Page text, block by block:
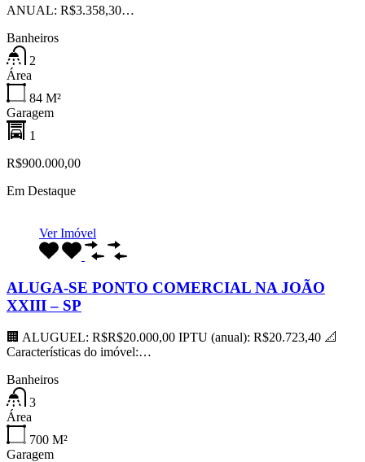
ANUAL: R$3.358,30…
Banheiros
2
Área
84 M²
Garagem
1
R$900.000,00
Em Destaque
Ver Imóvel
ALUGA-SE PONTO COMERCIAL NA JOÃO
XXIII – SP
🏢 ALUGUEL: R$R$20.000,00 IPTU (anual): R$20.723,40 📐
Características do imóvel:…
Banheiros
3
Área
700 M²
Garagem